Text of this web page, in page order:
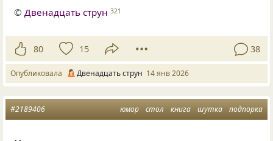
©Двенадцать струн 321
80 15 38
Опубликовала Двенадцать струн 14 янв 2026
юмор стол книга шутка подпорка
#2189406